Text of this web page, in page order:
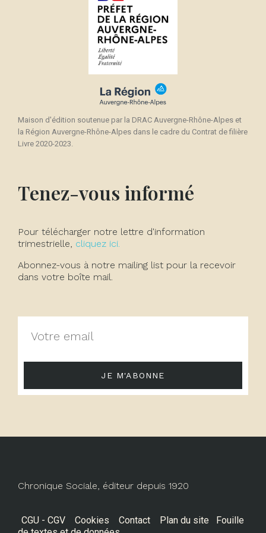
Maison d'édition soutenue par la DRAC Auvergne-Rhône-Alpes et
la Région Auvergne-Rhône-Alpes dans le cadre du Contrat de filière
Livre 2020-2023.
Tenez-vous informé
Pour télécharger notre lettre d'information
trimestrielle, cliquez ici.
Abonnez-vous à notre mailing list pour la recevoir
dans votre boîte mail.
JE M'ABONNE
Chronique Sociale, éditeur depuis 1920
CGU - CGV Cookies Contact Plan du site
Fouille